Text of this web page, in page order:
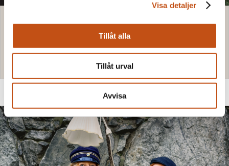
Visa detaljer
Tillåt alla
Tillåt urval
Avvisa
VI VANN ETT FINT PRIS!
25 maj 2026
LÄS MER